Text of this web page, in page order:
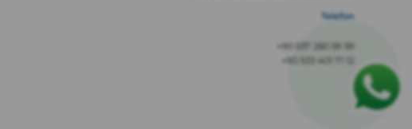
Telefon
+90 537 260 59 59
+90 533 401 71 12